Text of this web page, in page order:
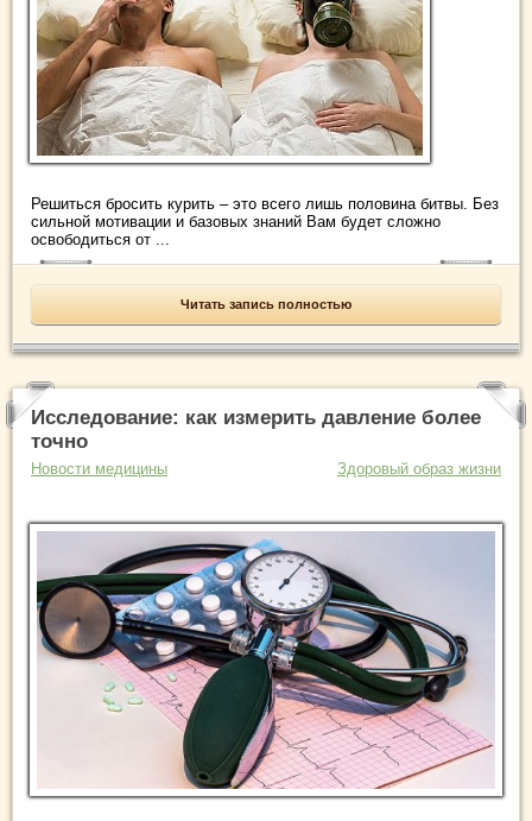
Решиться бросить курить – это всего лишь половина битвы. Без
сильной мотивации и базовых знаний Вам будет сложно
освободиться от ...
Читать запись полностью
Исследование: как измерить давление более
точно
Новости медицины Здоровый образ жизни